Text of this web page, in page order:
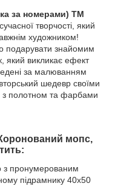
за номерами) ТМ
творчості, який
художником!
подарувати знайомим
який викликає ефект
за малюванням
шедевр своїми
з полотном та фарбами
мопс,
з пронумерованим
підрамнику 40х50